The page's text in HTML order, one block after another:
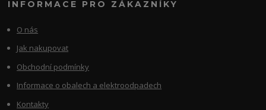
INFORMACE PRO ZÁKAZNÍKY
O nás
Jak nakupovat
Obchodní podmínky
Informace o obalech a elektroodpadech
Kontakty